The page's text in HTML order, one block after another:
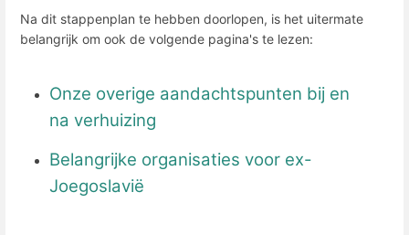
Na dit stappenplan te hebben doorlopen, is het uitermate
belangrijk om ook de volgende pagina's te lezen:
Onze overige aandachtspunten bij en
na verhuizing
Belangrijke organisaties voor ex-
Joegoslavië